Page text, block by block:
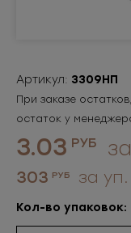
Артикул: 3309НП
При заказе
остаток у
3.03 РУБ
303 РУБ за уп.
Кол-во упаковок: